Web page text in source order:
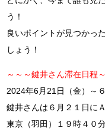
う！
良いポイントが見つかっ
しょう！
～～～鍵井さん滞在日程
2024年6月21日（金）～
鍵井さんは６月２１日に
東京（羽田）１９時４０